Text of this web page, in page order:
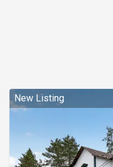
New Listing